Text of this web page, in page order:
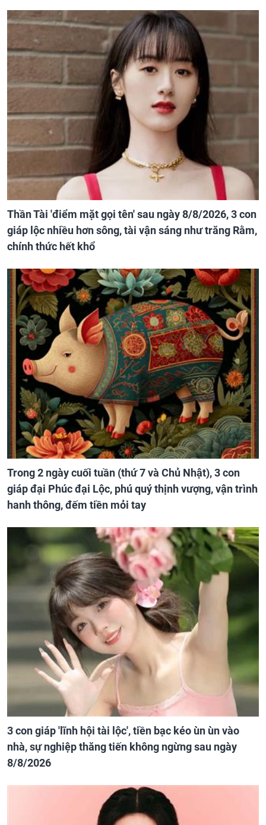
Thần Tài 'điểm mặt gọi tên' sau ngày 8/8/2026, 3 con
giáp lộc nhiều hơn sông, tài vận sáng như trăng Rằm,
chính thức hết khổ
Trong 2 ngày cuối tuần (thứ 7 và Chủ Nhật), 3 con
giáp đại Phúc đại Lộc, phú quý thịnh vượng, vận trình
hanh thông, đếm tiền mỏi tay
3 con giáp 'lĩnh hội tài lộc', tiền bạc kéo ùn ùn vào
nhà, sự nghiệp thăng tiến không ngừng sau ngày
8/8/2026